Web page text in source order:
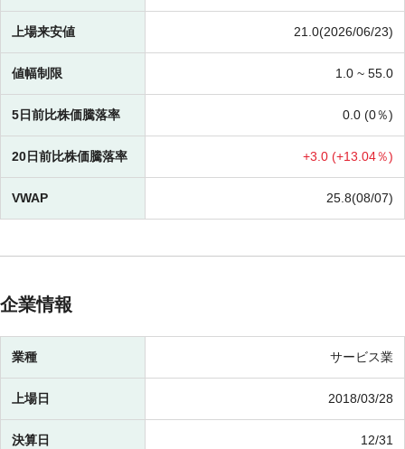
上場来安値 21.0(2026/06/23)
値幅制限 1.0 ~ 55.0
5日前比株価騰落率 0.0 (0％)
20日前比株価騰落率 +3.0 (+13.04％)
VWAP 25.8(08/07)
企業情報
業種 サービス業
上場日 2018/03/28
決算日 12/31